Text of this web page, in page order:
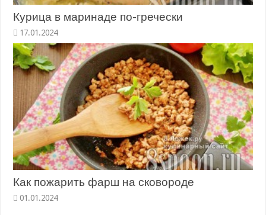
Курица в маринаде по-гречески
Как пожарить фарш на сковороде